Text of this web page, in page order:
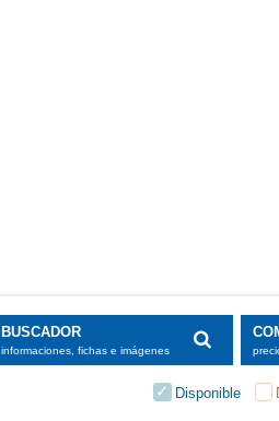
BUSCADOR
informaciones, fichas e imágenes
Disponible